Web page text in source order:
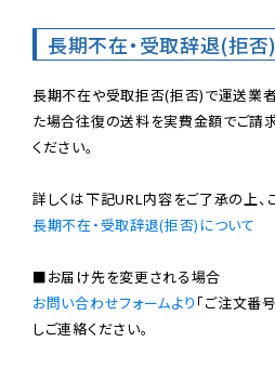
長期不在・受取辞退(拒否
長期不在や受取拒否(拒否)で運送業
た場合往復の送料を実費金額でご請
ください。
長期不在・受取辞退(拒否)について
お問い合わせフォームより 「ご注文番
しご連絡ください。